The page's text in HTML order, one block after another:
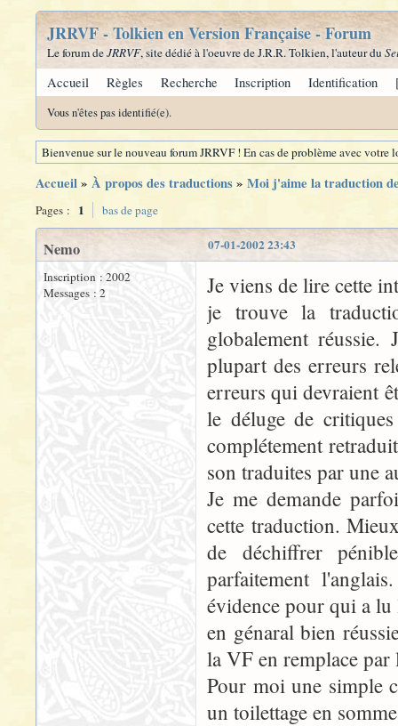
JRRVF - Tolkien en Version Française - Forum
Le forum deJRRVF, site dédié à l'oeuvre de J.R.R. Tolkien, l'auteur du
Accueil Règles Recherche Inscription Identification
Vous n'êtes pas identifié(e).
Bienvenue sur le nouveau forum JRRVF ! En cas de problème avec
Accueil» À propos des traductions» Moi j'aime la traduction
Pages : 1 bas de page
07-01-2002 23:43
Nemo
Inscription : 2002
Messages : 2
Je viens de lire cette
je trouve la
globalement
plupart des erreurs
erreurs qui devraient
le déluge de
complétement
son traduites par une
Je me demande
cette traduction.
de déchiffrer
parfaitement
évidence pour qui a lu
en génaral bien
la VF en remplace par
Pour moi une simple
un toilettage en